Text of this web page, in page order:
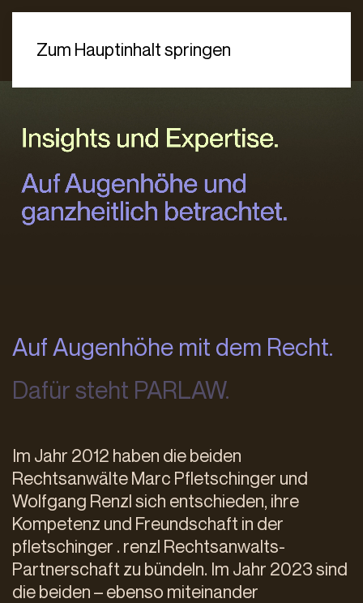
Zum Hauptinhalt springen
Auf Augenhöhe mit dem Recht.
Dafür steht PARLAW.
Im Jahr 2012 haben die beiden
Rechtsanwälte Marc Pfletschinger und
Wolfgang Renzl sich entschieden, ihre
Kompetenz und Freundschaft in der
pfletschinger . renzl Rechtsanwalts-
Partnerschaft zu bündeln. Im Jahr 2023 sind
die beiden – ebenso miteinander